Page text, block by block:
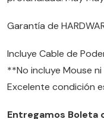
Garantía de
Incluye Cable de
**No incluye Mouse
Excelente condición
Entregamos Boleta